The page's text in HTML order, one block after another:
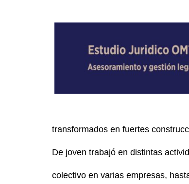
transformados en fuertes
De joven trabajó en distintas
colectivo en varias empresas,